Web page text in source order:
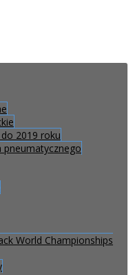
2019 roku
pneumatycznego
World Championships